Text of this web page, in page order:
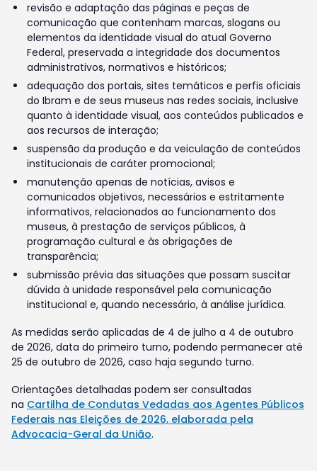
revisão e adaptação das páginas e peças de
comunicação que contenham marcas, slogans ou
elementos da identidade visual do atual Governo
Federal, preservada a integridade dos documentos
administrativos, normativos e históricos;
adequação dos portais, sites temáticos e perfis oficiais
do Ibram e de seus museus nas redes sociais, inclusive
quanto à identidade visual, aos conteúdos publicados e
aos recursos de interação;
suspensão da produção e da veiculação de conteúdos
institucionais de caráter promocional;
manutenção apenas de notícias, avisos e
comunicados objetivos, necessários e estritamente
informativos, relacionados ao funcionamento dos
museus, à prestação de serviços públicos, à
programação cultural e às obrigações de
transparência;
submissão prévia das situações que possam suscitar
dúvida à unidade responsável pela comunicação
institucional e, quando necessário, à análise jurídica.
As medidas serão aplicadas de 4 de julho a 4 de outubro
de 2026, data do primeiro turno, podendo permanecer até
25 de outubro de 2026, caso haja segundo turno.
Orientações detalhadas podem ser consultadas
na Cartilha de Condutas Vedadas aos Agentes Públicos
Federais nas Eleições de 2026, elaborada pela
Advocacia-Geral da União.